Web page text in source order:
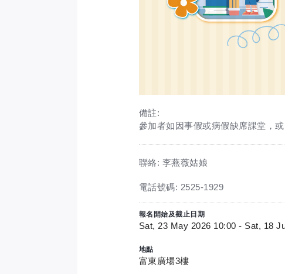
備註:
參加者如因事假或病假缺席課堂，
聯絡: 李燕薇姑娘
電話號碼: 2525-1929
報名開始及截止日期
Sat, 23 May 2026 10:00 - Sat, 18
地點
富東廣場3樓